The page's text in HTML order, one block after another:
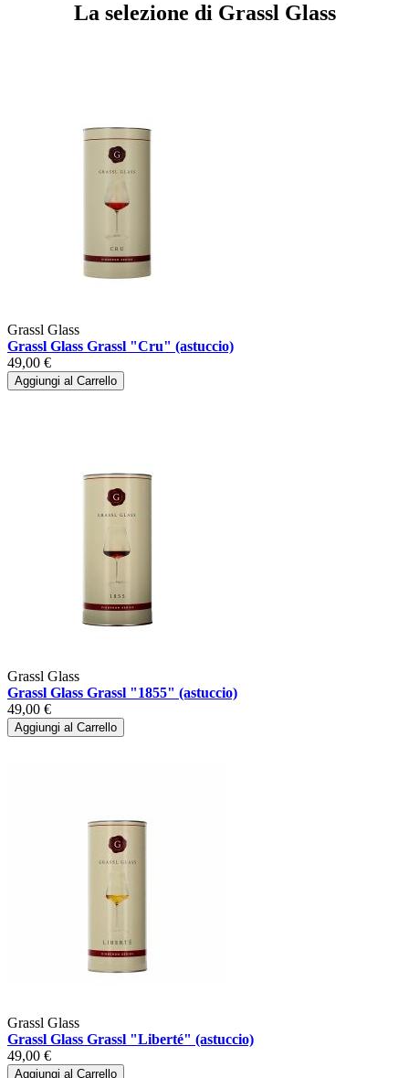
La selezione di Grassl Glass
Grassl Glass
Grassl Glass Grassl "Cru" (astuccio)
49,00 €
Aggiungi al Carrello
Grassl Glass
Grassl Glass Grassl "1855" (astuccio)
49,00 €
Aggiungi al Carrello
Grassl Glass
Grassl Glass Grassl "Liberté" (astuccio)
49,00 €
Aggiungi al Carrello